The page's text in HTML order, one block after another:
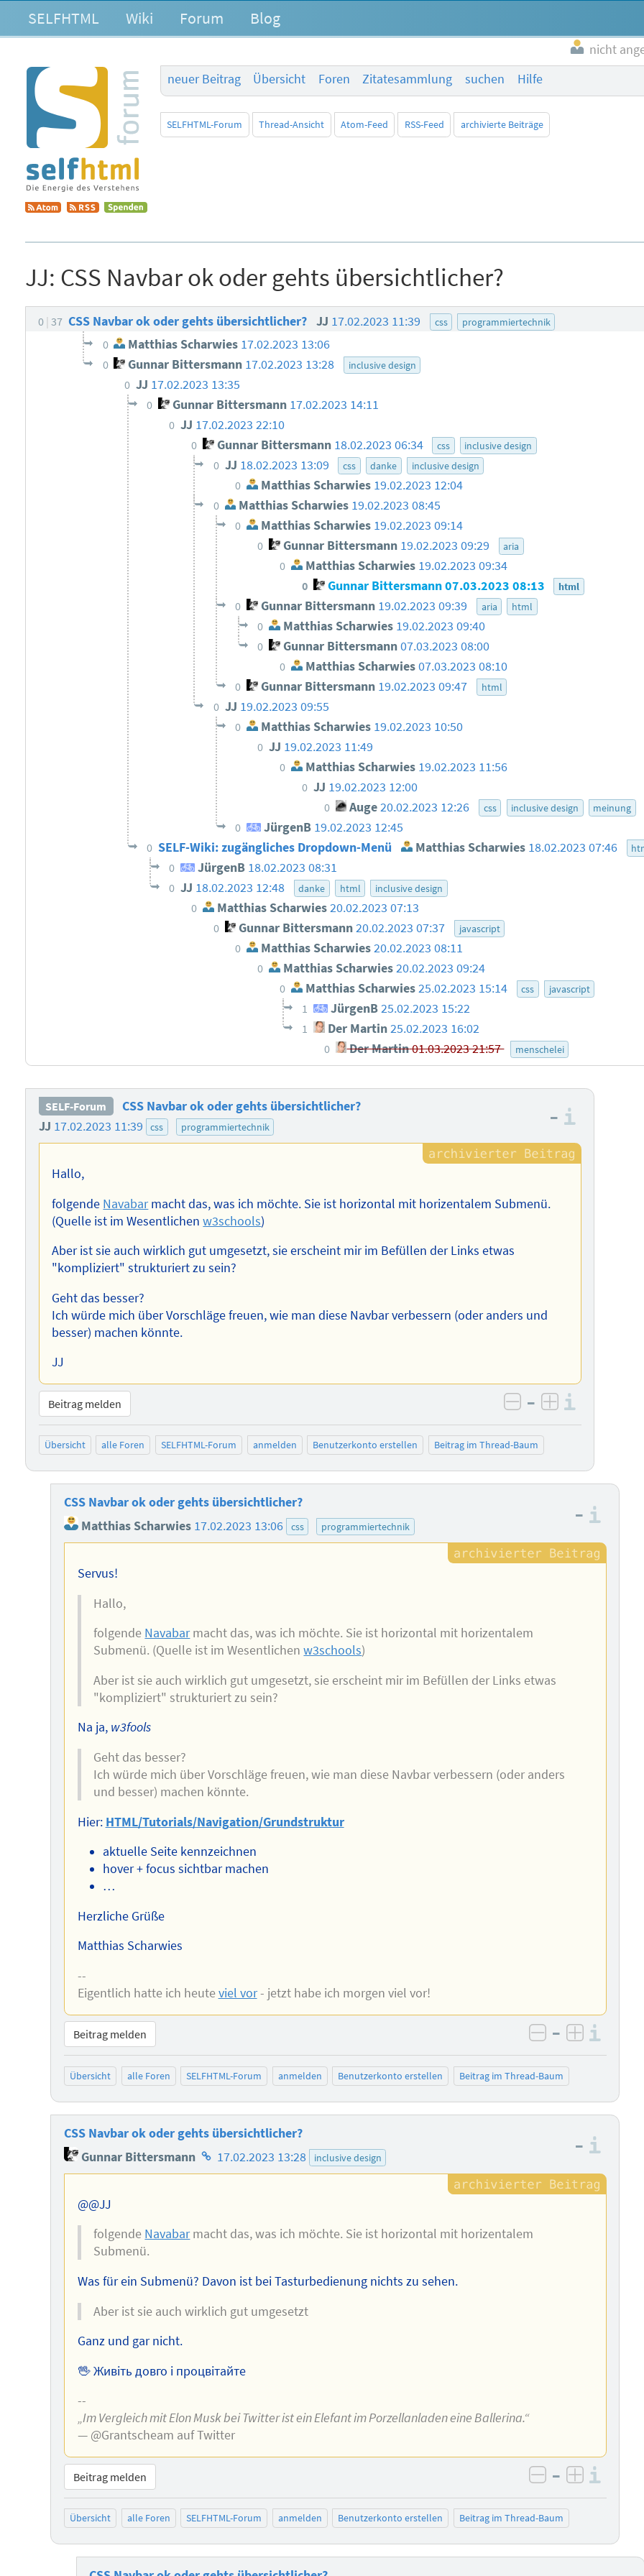
SELFHTML Wiki Forum Blog
nicht
neuer Beitrag
Übersicht Foren Zitatesammlung suchen Hilfe
SELFHTML-Forum Thread-Ansicht Atom-Feed RSS-Feed archivierte Beiträge
JJ: CSS Navbar ok oder gehts übersichtlicher?
0 37 CSS Navbar ok oder gehts übersichtlicher? JJ 17.02.2023 11:39 css programmiertechnik
0 Matthias Scharwies 17.02.2023 13:06
0 Gunnar Bittersmann 17.02.2023 13:28 inclusive design
0 JJ 17.02.2023 13:35
0 Gunnar Bittersmann 17.02.2023 14:11
0 JJ 17.02.2023 22:10
0 Gunnar Bittersmann 18.02.2023 06:34 css inclusive design
0 JJ 18.02.2023 13:09 css danke inclusive design
0 Matthias Scharwies 19.02.2023 12:04
0 Matthias Scharwies 19.02.2023 08:45
0 Matthias Scharwies 19.02.2023 09:14
0 Gunnar Bittersmann 19.02.2023 09:29 aria
0 Matthias Scharwies 19.02.2023 09:34
0 Gunnar Bittersmann07.03.2023 08:13 html
0 Gunnar Bittersmann 19.02.2023 09:39 aria html
0 Matthias Scharwies 19.02.2023 09:40
0 Gunnar Bittersmann07.03.2023 08:00
0 Matthias Scharwies07.03.2023 08:10
0 Gunnar Bittersmann 19.02.2023 09:47 html
0 JJ 19.02.2023 09:55
0 Matthias Scharwies 19.02.2023 10:50
0 JJ 19.02.2023 11:49
0 Matthias Scharwies 19.02.2023 11:56
0 JJ 19.02.2023 12:00
0 Auge 20.02.2023 12:26 css inclusive design meinung
0 JürgenB 19.02.2023 12:45
0 SELF-Wiki: zugängliches Dropdown-Menü Matthias Scharwies 18.02.2023 07:46
0 JürgenB 18.02.2023 08:31
0 JJ 18.02.2023 12:48 danke html inclusive design
0 Matthias Scharwies 20.02.2023 07:13
0 Gunnar Bittersmann20.02.2023 07:37 javascript
0 Matthias Scharwies20.02.2023 08:11
0 Matthias Scharwies20.02.2023 09:24
0 Matthias Scharwies25.02.2023 15:14 css javascript
1 JürgenB25.02.2023 15:22
1 Der Martin25.02.2023 16:02
0 Der Martin01.03.2023 21:57 menschelei
SELF-Forum
CSS Navbar ok oder gehts übersichtlicher?
JJ 17.02.2023 11:39 css programmiertechnik –
Hallo,
folgende Navabarmacht das, was ich möchte. Sie ist horizontal mit horizentalem Submenü.
(Quelle ist im Wesentlichenw3schools)
Aber ist sie auch wirklich gut umgesetzt, sie erscheint mir im Befüllen der Links etwas
"kompliziert" strukturiert zu sein?
Geht das besser?
Ich würde mich über Vorschläge freuen, wie man diese Navbar verbessern (oder anders und
besser) machen könnte.
JJ
Beitrag melden negativ bewerten
– positiv
Übersicht alle Foren SELFHTML-Forum anmelden Benutzerkonto erstellen Beitrag im Thread-Baum
CSS Navbar ok oder gehts übersichtlicher?
Matthias Scharwies 17.02.2023 13:06 css programmiertechnik
–
Servus!
Hallo,
folgende Navabarmacht das, was ich möchte. Sie ist horizontal mit horizentalem
Submenü. (Quelle ist im Wesentlichenw3schools)
Aber ist sie auch wirklich gut umgesetzt, sie erscheint mir im Befüllen der Links etwas
"kompliziert" strukturiert zu sein?
Na ja, w3fools
Geht das besser?
Ich würde mich über Vorschläge freuen, wie man diese Navbar verbessern (oder anders
und besser) machen könnte.
Hier: HTML/Tutorials/Navigation/Grundstruktur
aktuelle Seite kennzeichnen
hover + focus sichtbar machen
…
Herzliche Grüße
Matthias Scharwies
--
Eigentlich hatte ich heuteviel vor- jetzt habe ich morgen viel vor!
Beitrag melden negativ
– positiv
Übersicht alle Foren SELFHTML-Forum anmelden Benutzerkonto erstellen Beitrag im Thread-Baum
CSS Navbar ok oder gehts übersichtlicher?
Gunnar Bittersmann Homepage
des
17.02.2023 13:28 inclusive design
–
@@JJ
folgende Navabarmacht das, was ich möchte. Sie ist horizontal mit horizentalem
Submenü.
Was für ein Submenü? Davon ist bei Tasturbedienung nichts zu sehen.
Aber ist sie auch wirklich gut umgesetzt
Ganz und gar nicht.
🖖 Живіть довго і процвітайте
--
„Im Vergleich mit Elon Musk bei Twitter ist ein Elefant im Porzellanladen eine Ballerina.“
— @Grantscheam auf Twitter
Beitrag melden negativ
– positiv
Übersicht alle Foren SELFHTML-Forum anmelden Benutzerkonto erstellen Beitrag im Thread-Baum